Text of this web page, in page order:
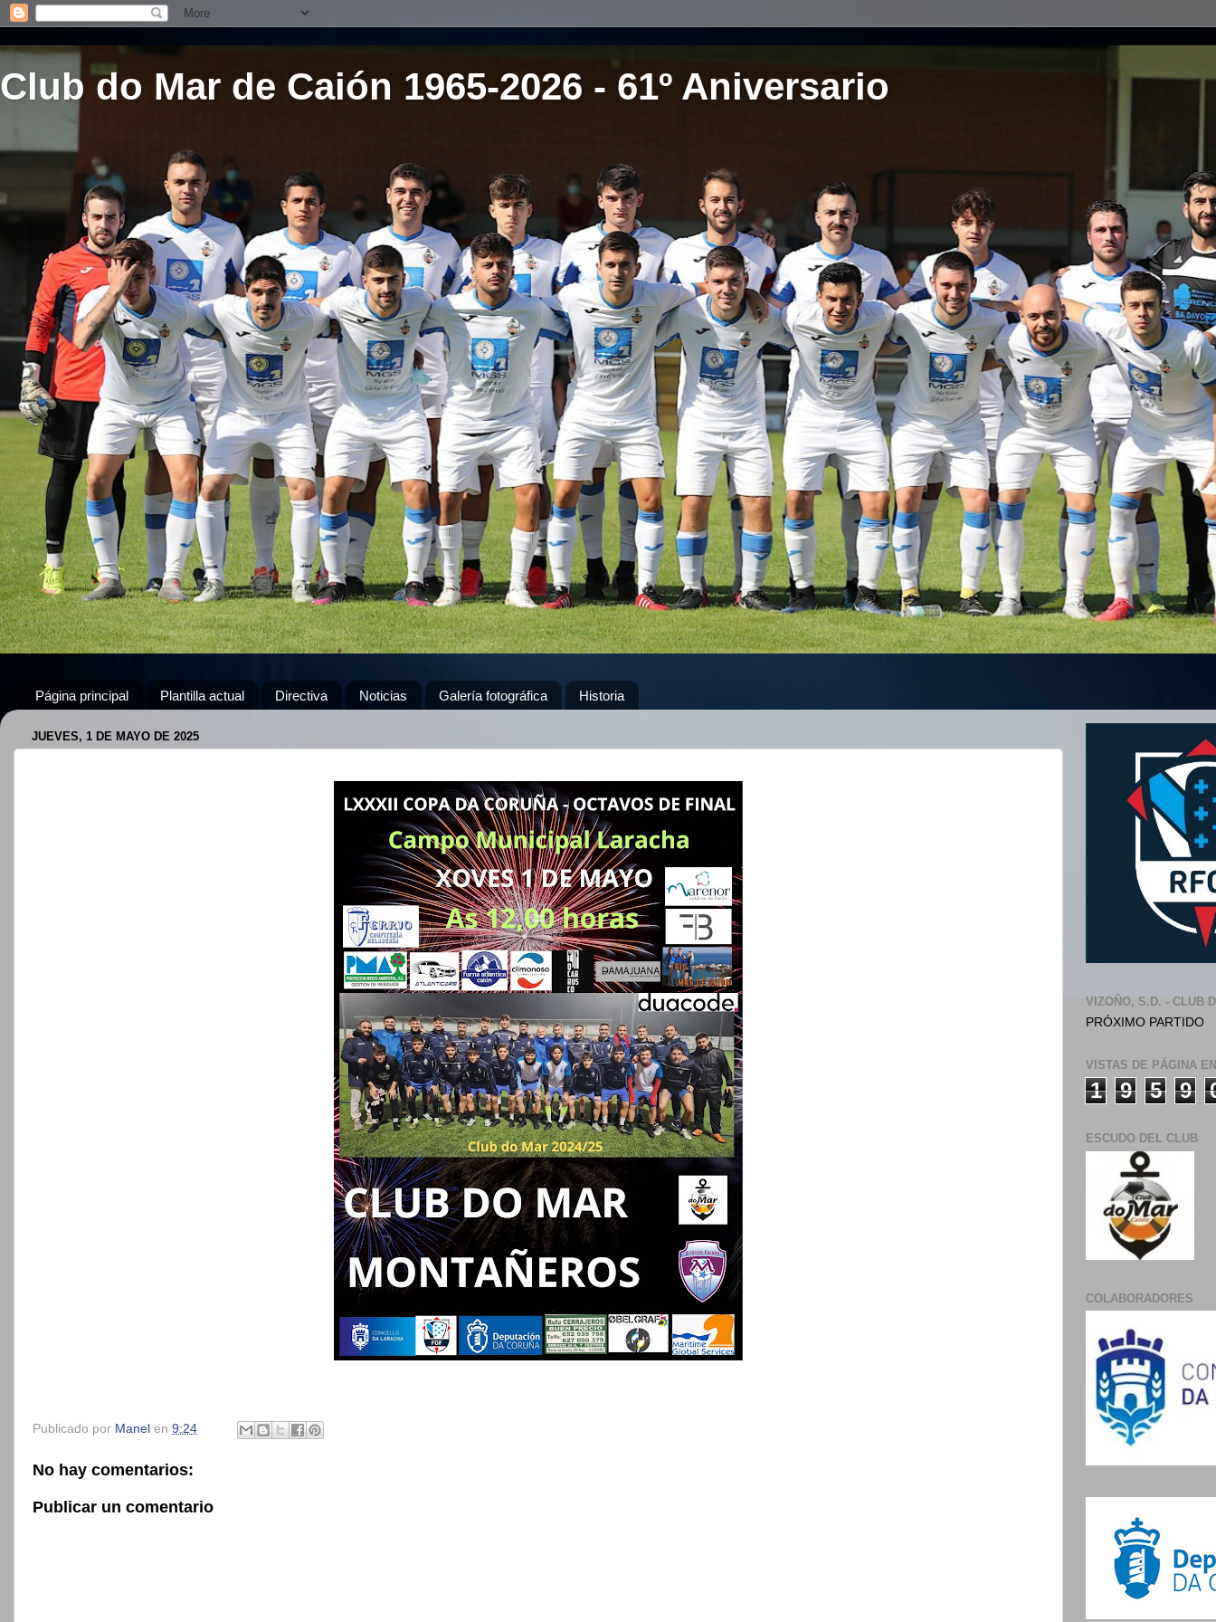
Club do Mar de Caión 1965-2026 - 61º Aniversario
Página principal Plantilla actual Directiva Noticias Galería fotográfica Historia
JUEVES, 1 DE MAYO DE 2025
Publicado por Manel en 9:24
No hay comentarios:
Publicar un comentario
VIZOÑO, S.D. - CLUB
PRÓXIMO PARTIDO
VISTAS DE PÁGINA
1 9 5 9
ESCUDO DEL CLUB
COLABORADORES